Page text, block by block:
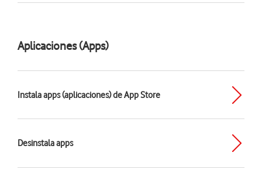
Aplicaciones (Apps)
Instala apps (aplicaciones) de App Store
Desinstala apps